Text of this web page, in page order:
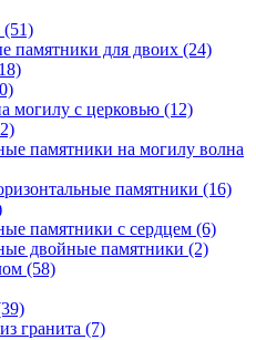
(51)
памятники для двоих (24)
могилу с церковью (12)
памятники на могилу волна
памятники (16)
памятники с сердцем (6)
двойные памятники (2)
(58)
гранита (7)